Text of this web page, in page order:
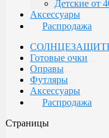
Детские от
Аксессуары
Распродажа
Готовые очки
Оправы
Футляры
Аксессуары
Распродажа
Страницы